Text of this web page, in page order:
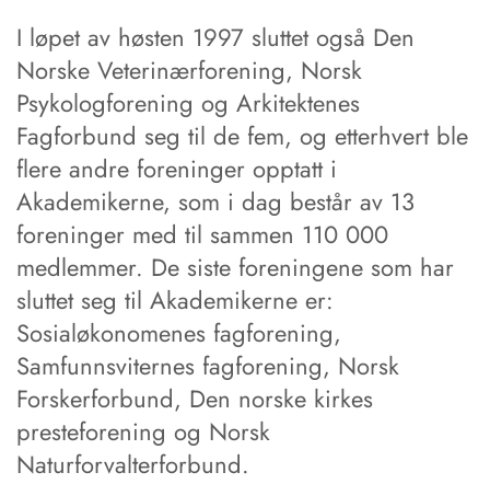
I løpet av høsten 1997 sluttet også Den
Norske Veterinærforening, Norsk
Psykologforening og Arkitektenes
Fagforbund seg til de fem, og etterhvert ble
flere andre foreninger opptatt i
Akademikerne, som i dag består av 13
foreninger med til sammen 110 000
medlemmer. De siste foreningene som har
sluttet seg til Akademikerne er:
Sosialøkonomenes fagforening,
Samfunnsviternes fagforening, Norsk
Forskerforbund, Den norske kirkes
presteforening og Norsk
Naturforvalterforbund.